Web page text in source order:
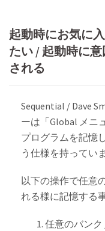
起動時にお気に
たい / 起動時に
される
Sequential / Dave
ーは「Global メニ
プログラムを記憶
う仕様を持ってい
以下の操作で任意
れる様に記憶する
任意のバンク